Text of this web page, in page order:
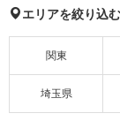
エリアを絞り込む
関東
埼玉県